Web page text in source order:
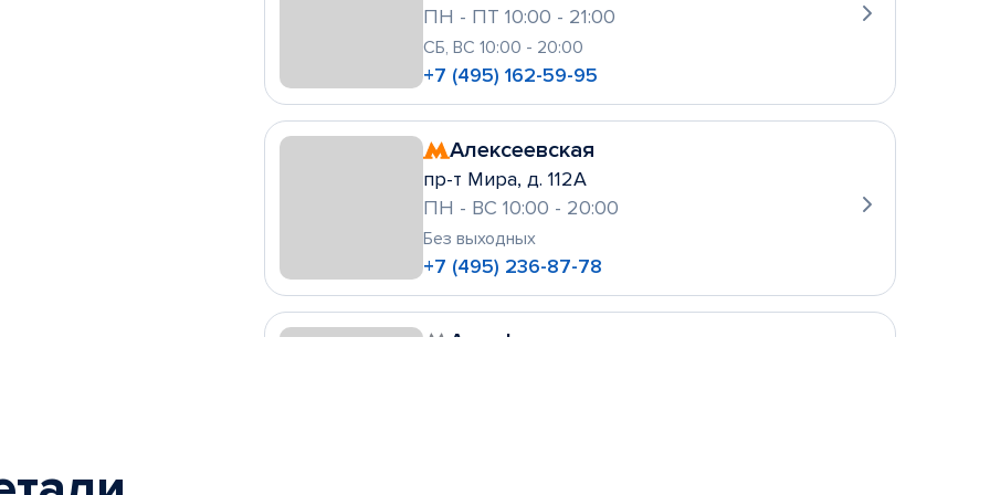
ПН - ПТ 10:00 - 21:00
СБ, ВС 10:00 - 20:00
+7 (495) 162-59-95
Алексеевская
пр-т Мира, д. 112А
ПН - ВС 10:00 - 20:00
Без выходных
+7 (495) 236-87-78
Алтуфьево